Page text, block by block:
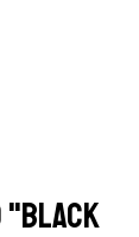
"Black